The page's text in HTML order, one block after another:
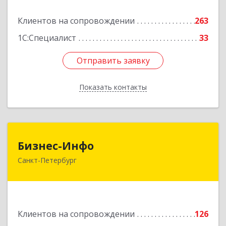
Клиентов на сопровождении
263
1С:Специалист
33
Отправить заявку
Показать контакты
Отправить заявку
Назад
Бизнес-Инфо
Санкт-Петербург
Клиентов на сопровождении
126
191119, Санкт-Петербург г, Константина
Подробнее